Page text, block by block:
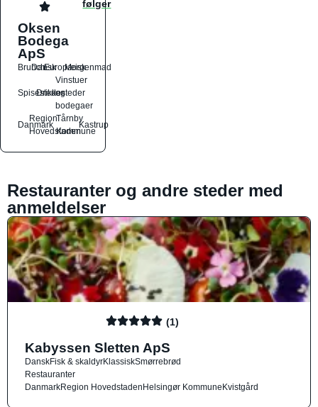
følger
Oksen
Bodega
ApS
Brunch
DanskEuropæiskMorgenmad
Spisesteder
Drikkesteder
Vinstuer
og
bodegaer
Danmark
Region
Hovedstaden
Tårnby
Kommune
Kastrup
Restauranter og andre steder med
anmeldelser
(1)
Kabyssen Sletten ApS
DanskFisk & skaldyrKlassiskSmørrebrød
Restauranter
DanmarkRegion HovedstadenHelsingør KommuneKvistgård